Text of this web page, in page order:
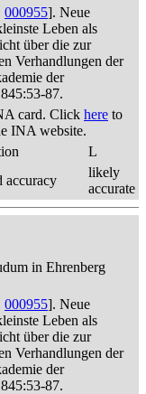
000955]. Neue
Leben als
über die zur
Verhandlungen der
der
87.
card. Click here to
INA website.
L
accuracy
likely
accurate
in Ehrenberg
000955]. Neue
Leben als
über die zur
Verhandlungen der
der
87.